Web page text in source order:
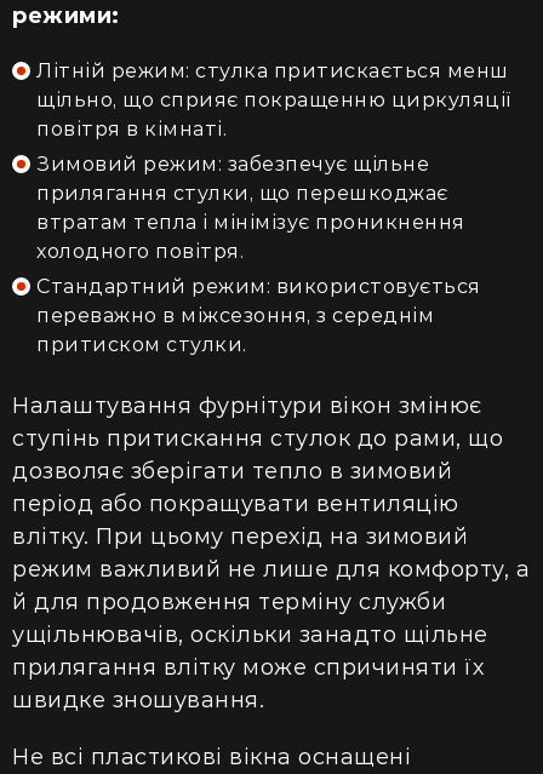
режими:
Літній режим: стулка притискається менш
щільно, що сприяє покращенню циркуляції
повітря в кімнаті.
Зимовий режим: забезпечує щільне
прилягання стулки, що перешкоджає
втратам тепла і мінімізує проникнення
холодного повітря.
Стандартний режим: використовується
переважно в міжсезоння, з середнім
притиском стулки.
Налаштування фурнітури вікон змінює
ступінь притискання стулок до рами, що
дозволяє зберігати тепло в зимовий
період або покращувати вентиляцію
влітку. При цьому перехід на зимовий
режим важливий не лише для комфорту, а
й для продовження терміну служби
ущільнювачів, оскільки занадто щільне
прилягання влітку може спричиняти їх
швидке зношування.
Не всі пластикові вікна оснащені